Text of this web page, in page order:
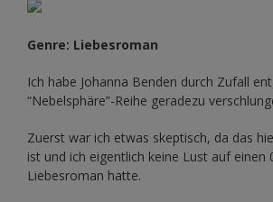
Genre: Liebesroman
Ich habe Johanna Benden durch Zufall
“Nebelsphäre”-Reihe geradezu
Zuerst war ich etwas skeptisch, da das
ist und ich eigentlich keine Lust auf einen
Liebesroman hatte.